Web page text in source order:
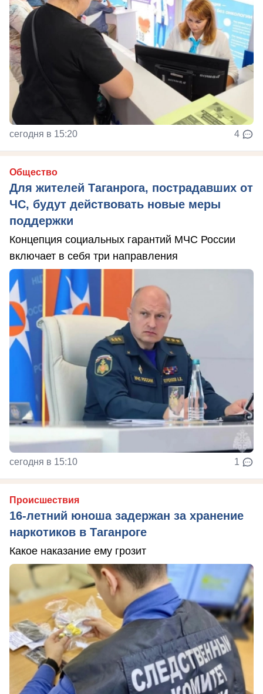
сегодня в 15:20 4
Общество
Для жителей Таганрога, пострадавших от
ЧС, будут действовать новые меры
поддержки
Концепция социальных гарантий МЧС России
включает в себя три направления
сегодня в 15:10 1
Происшествия
16-летний юноша задержан за хранение
наркотиков в Таганроге
Какое наказание ему грозит